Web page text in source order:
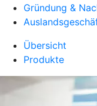
Gründung &
Übersicht
Produkte